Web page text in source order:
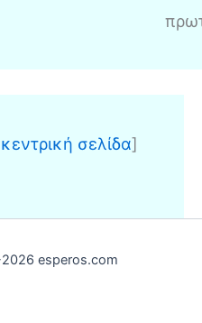
σελίδα]
esperos.com